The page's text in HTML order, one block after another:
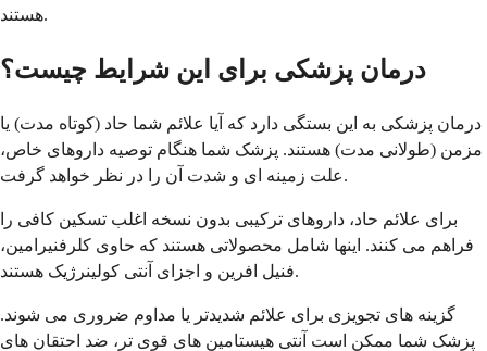
هستند.
درمان پزشکی برای این شرایط چیست؟
درمان پزشکی به این بستگی دارد که آیا علائم شما حاد (کوتاه مدت) یا
مزمن (طولانی مدت) هستند. پزشک شما هنگام توصیه داروهای خاص،
علت زمینه ای و شدت آن را در نظر خواهد گرفت.
برای علائم حاد، داروهای ترکیبی بدون نسخه اغلب تسکین کافی را
فراهم می کنند. اینها شامل محصولاتی هستند که حاوی کلرفنیرامین،
فنیل افرین و اجزای آنتی کولینرژیک هستند.
گزینه های تجویزی برای علائم شدیدتر یا مداوم ضروری می شوند.
پزشک شما ممکن است آنتی هیستامین های قوی تر، ضد احتقان های